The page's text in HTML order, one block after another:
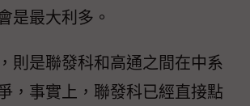
是最大利多。
則是聯發科和高通之間在中系
，事實上，聯發科已經直接點